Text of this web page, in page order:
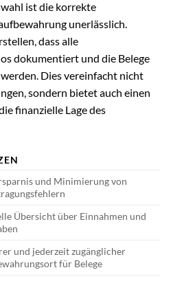
ist die korrekte
unerlässlich.
dass alle
dokumentiert und die Belege
Dies vereinfacht nicht
sondern bietet auch einen
finanzielle Lage des
und Minimierung von
Übersicht über Einnahmen und
und jederzeit zugänglicher
für Belege